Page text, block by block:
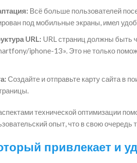
Всё больше пользователей
под мобильные экраны, имел
URL: URL страниц должны быть
iphone-13». Это не только
Создайте и отправьте карту сайта в
технической оптимизации
опыт, что в свою очередь
привлекает и